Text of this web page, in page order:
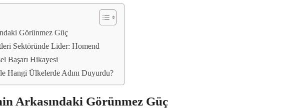
Görünmez Güç
Sektöründe Lider: Homend
Başarı Hikayesi
Hangi Ülkelerde Adını Duyurdu?
Arkasındaki Görünmez Güç